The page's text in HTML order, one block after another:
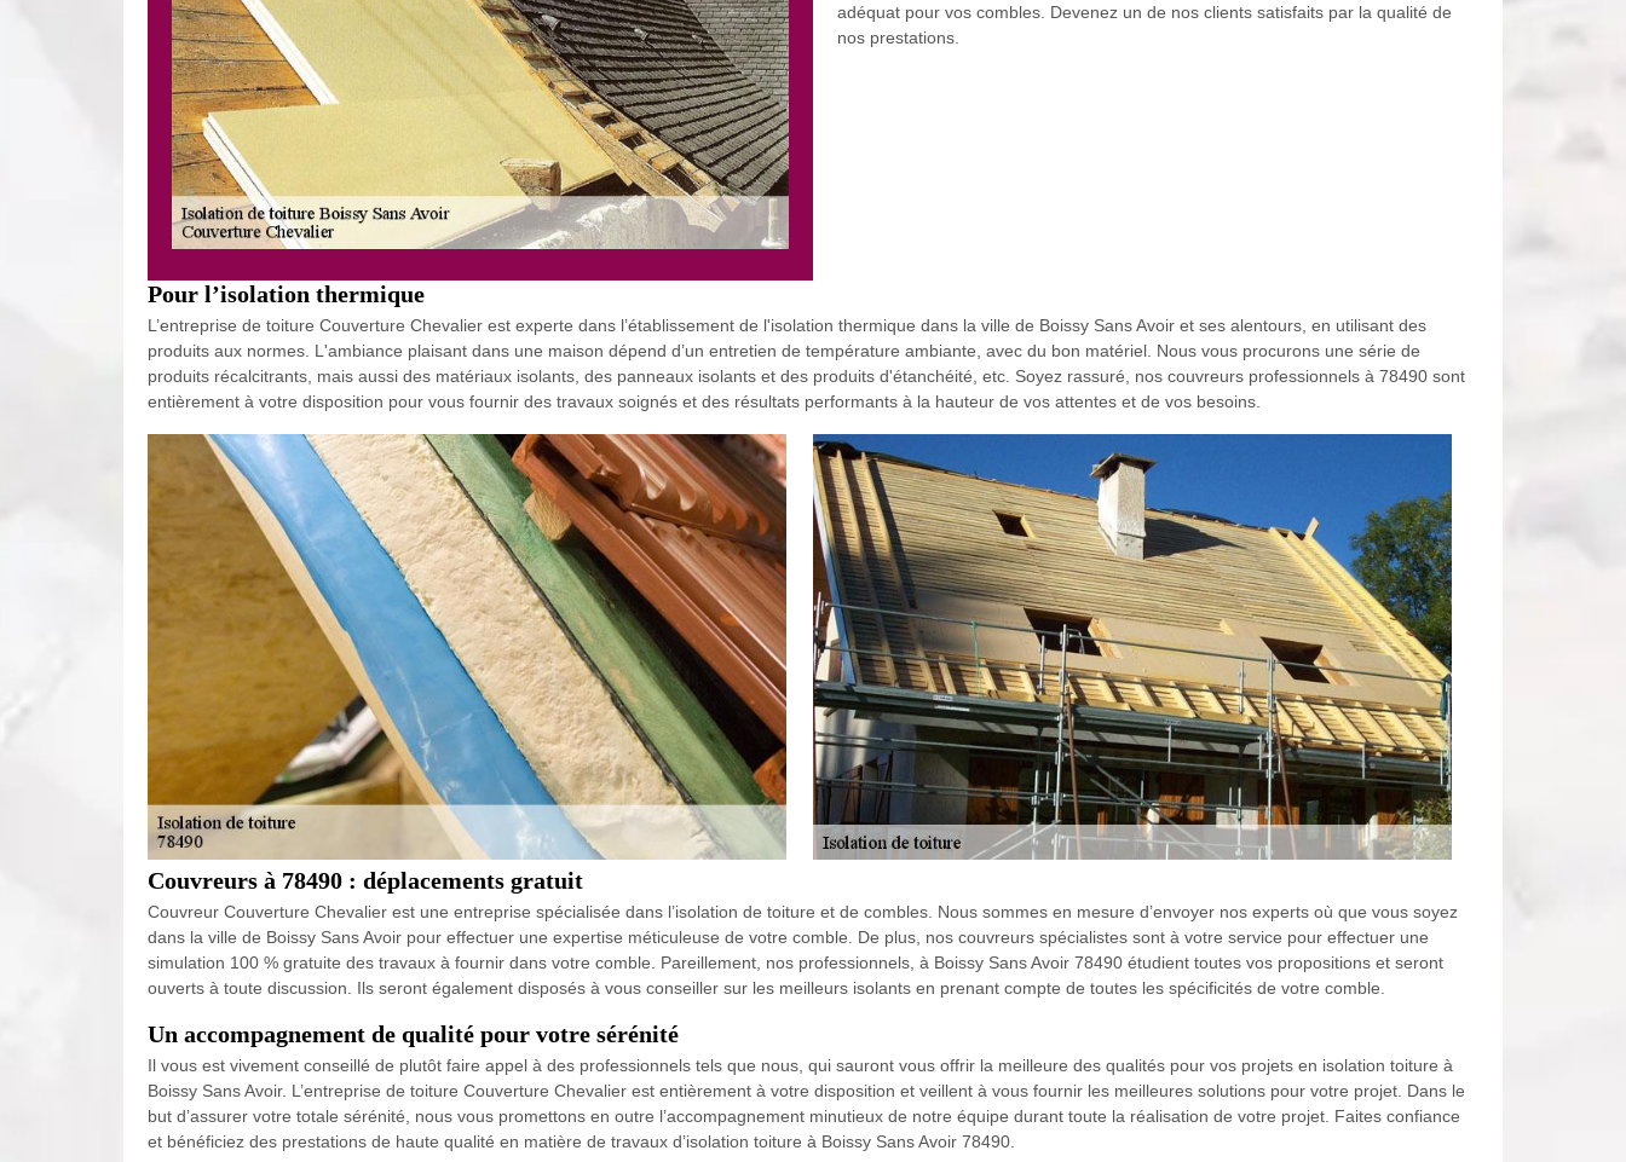
adéquat pour vos combles. Devenez un de nos clients satisfaits par la qualité de
nos prestations.
Pour l’isolation thermique
L’entreprise de toiture Couverture Chevalier est experte dans l’établissement de l'isolation thermique dans la ville de Boissy Sans Avoir et ses alentours, en utilisant des
produits aux normes. L'ambiance plaisant dans une maison dépend d’un entretien de température ambiante, avec du bon matériel. Nous vous procurons une série de
produits récalcitrants, mais aussi des matériaux isolants, des panneaux isolants et des produits d'étanchéité, etc. Soyez rassuré, nos couvreurs professionnels à 78490 sont
entièrement à votre disposition pour vous fournir des travaux soignés et des résultats performants à la hauteur de vos attentes et de vos besoins.
Couvreurs à 78490 : déplacements gratuit
Couvreur Couverture Chevalier est une entreprise spécialisée dans l’isolation de toiture et de combles. Nous sommes en mesure d’envoyer nos experts où que vous soyez
dans la ville de Boissy Sans Avoir pour effectuer une expertise méticuleuse de votre comble. De plus, nos couvreurs spécialistes sont à votre service pour effectuer une
simulation 100 % gratuite des travaux à fournir dans votre comble. Pareillement, nos professionnels, à Boissy Sans Avoir 78490 étudient toutes vos propositions et seront
ouverts à toute discussion. Ils seront également disposés à vous conseiller sur les meilleurs isolants en prenant compte de toutes les spécificités de votre comble.
Un accompagnement de qualité pour votre sérénité
Il vous est vivement conseillé de plutôt faire appel à des professionnels tels que nous, qui sauront vous offrir la meilleure des qualités pour vos projets en isolation toiture à
Boissy Sans Avoir. L’entreprise de toiture Couverture Chevalier est entièrement à votre disposition et veillent à vous fournir les meilleures solutions pour votre projet. Dans le
but d’assurer votre totale sérénité, nous vous promettons en outre l’accompagnement minutieux de notre équipe durant toute la réalisation de votre projet. Faites confiance
et bénéficiez des prestations de haute qualité en matière de travaux d’isolation toiture à Boissy Sans Avoir 78490.